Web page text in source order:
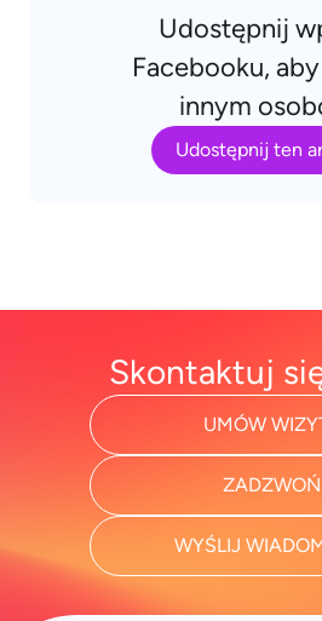
Udostępnij
Facebooku,
innym
Udostępnij ten
Skontaktuj
UMÓW
ZADZWOŃ
WYŚLIJ